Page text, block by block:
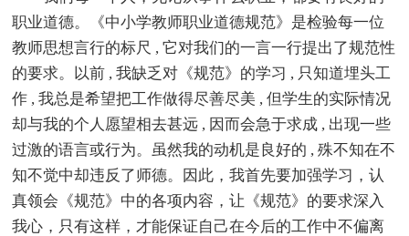
职业道德。《中小学教师职业道德规范》是检验每一位
教师思想言行的标尺 , 它对我们的一言一行提出了规范性
的要求。以前 , 我缺乏对《规范》的学习 , 只知道埋头工
作 , 我总是希望把工作做得尽善尽美 , 但学生的实际情况
却与我的个人愿望相去甚远 , 因而会急于求成 , 出现一些
过激的语言或行为。虽然我的动机是良好的 , 殊不知在不
知不觉中却违反了师德。因此，我首先要加强学习，认
真领会《规范》中的各项内容，让《规范》的要求深入
我心，只有这样，才能保证自己在今后的工作中不偏离